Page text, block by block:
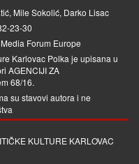
Mile Sokolić, Darko Lisac
23-30
Forum Europe
Karlovac Polka je upisana u
AGENCIJI ZA
68/16.
su stavovi autora i ne
KULTURE KARLOVAC